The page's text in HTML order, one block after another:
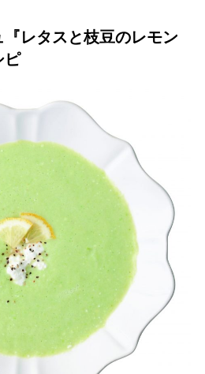
レタスと枝豆のレモン
ピ